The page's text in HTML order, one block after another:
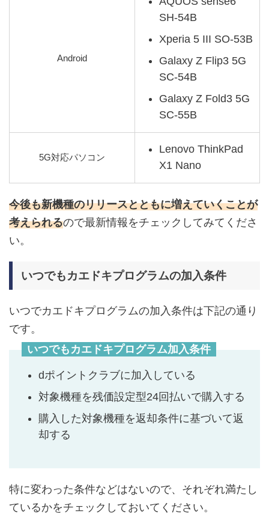
Android
SH-54B
Xperia 5 III SO-53B
Galaxy Z Flip3 5G
SC-54B
Galaxy Z Fold3 5G
SC-55B
5G対応パソコン
Lenovo ThinkPad
X1 Nano
今後も新機種のリリースとともに増えていくことが
考えられるので最新情報をチェックしてみてくださ
い。
いつでもカエドキプログラムの加入条件
いつでカエドキプログラムの加入条件は下記の通り
です。
いつでもカエドキプログラム加入条件
dポイントクラブに加入している
対象機種を残価設定型24回払いで購入する
購入した対象機種を返却条件に基づいて返
却する
特に変わった条件などはないので、それぞれ満たし
ているかをチェックしておいてください。